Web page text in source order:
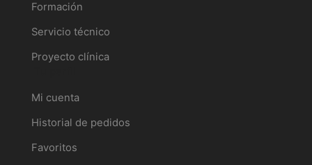
Formación
Servicio técnico
Proyecto clínica
Mi cuenta
Historial de pedidos
Favoritos